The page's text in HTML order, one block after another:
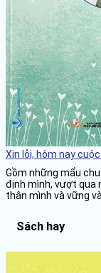
Xin lỗi, hôm nay
Gồm những mẩu
định mình, vượt qua
thân mình và vững
Sách hay